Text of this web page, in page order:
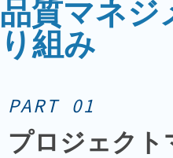
品質マネジ
り組み
PART 01
プロジェクト